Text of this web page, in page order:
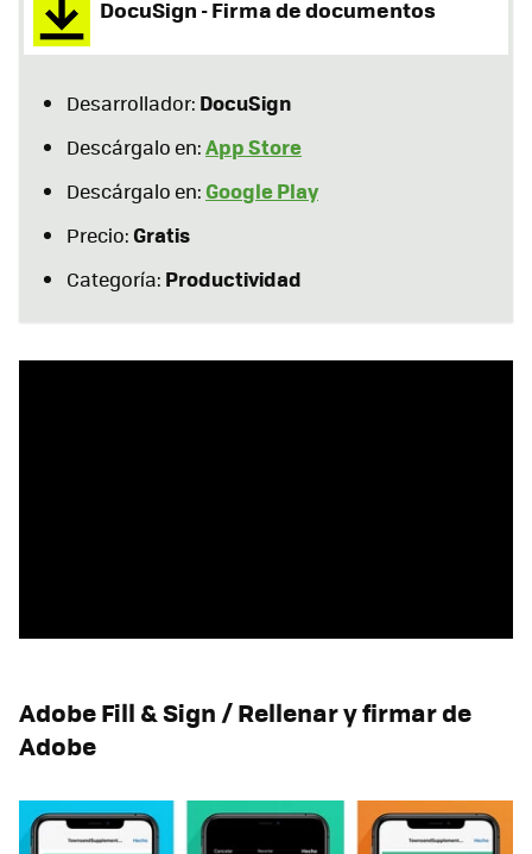
DocuSign - Firma de documentos
Desarrollador: DocuSign
Descárgalo en:App Store
Descárgalo en: Google Play
Precio:Gratis
Categoría: Productividad
Adobe Fill & Sign / Rellenar y firmar de
Adobe